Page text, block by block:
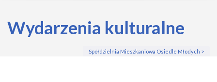
Wydarzenia kulturalne
Spółdzielnia Mieszkaniowa Osiedle Młodych >